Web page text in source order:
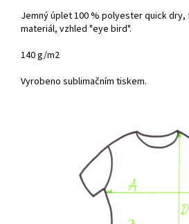
Jemný úplet 100 % polyester quick dry,
materiál, vzhled "eye bird".
140 g/m2
Vyrobeno sublimačním tiskem.